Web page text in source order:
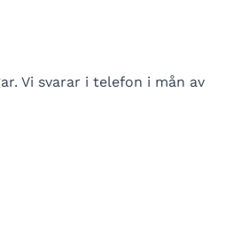
Vi svarar i telefon i mån av